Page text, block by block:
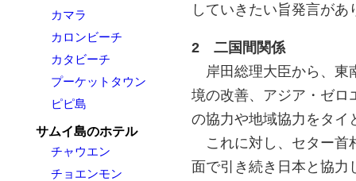
カマラ
カロンビーチ
カタビーチ
プーケットタウン
ピピ島
サムイ島のホテル
チャウエン
チョエンモン
していきたい旨発言があ
2 二国間関係
岸田総理大臣から、東
境の改善、アジア・ゼロ
の協力や地域協力をタイ
これに対し、セター首
面で引き続き日本と協力